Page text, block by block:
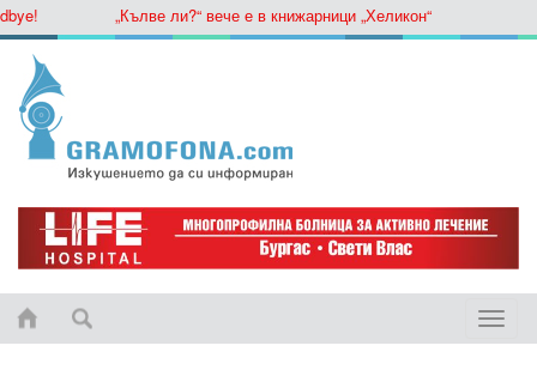
„Кълве ли?“ вече е в книжарници „Хеликон“
Toggle